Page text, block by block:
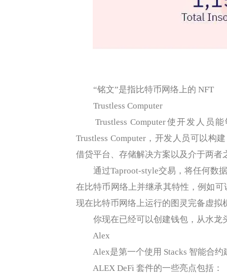
“铭文”是指比特币网络上的 NFT
Trustless Computer
Trustless Computer使开发人员
Trustless Computer，开发人员可以构
借贷平台、存储解决方案以及介于两者
通过Taproot-style交易，将任何数据
在比特币网络上并继承其特性，例如可
现在比特币网络上运行的图灵完备虚拟
你现在已经可以创建钱包，从水龙
Alex
Alex是第一个使用 Stacks 智能合约
ALEX DeFi 套件的一些亮点包括：